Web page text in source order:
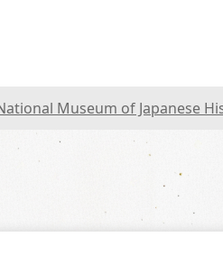
Museum of Japanese